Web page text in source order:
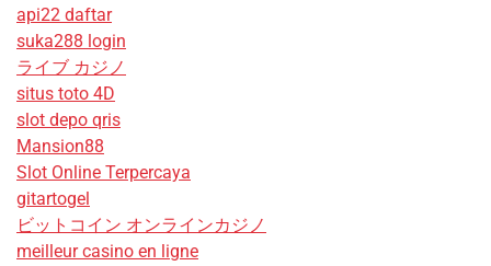
api22 daftar
suka288 login
ライブ カジノ
situs toto 4D
slot depo qris
Mansion88
Slot Online Terpercaya
gitartogel
ビットコイン オンラインカジノ
meilleur casino en ligne